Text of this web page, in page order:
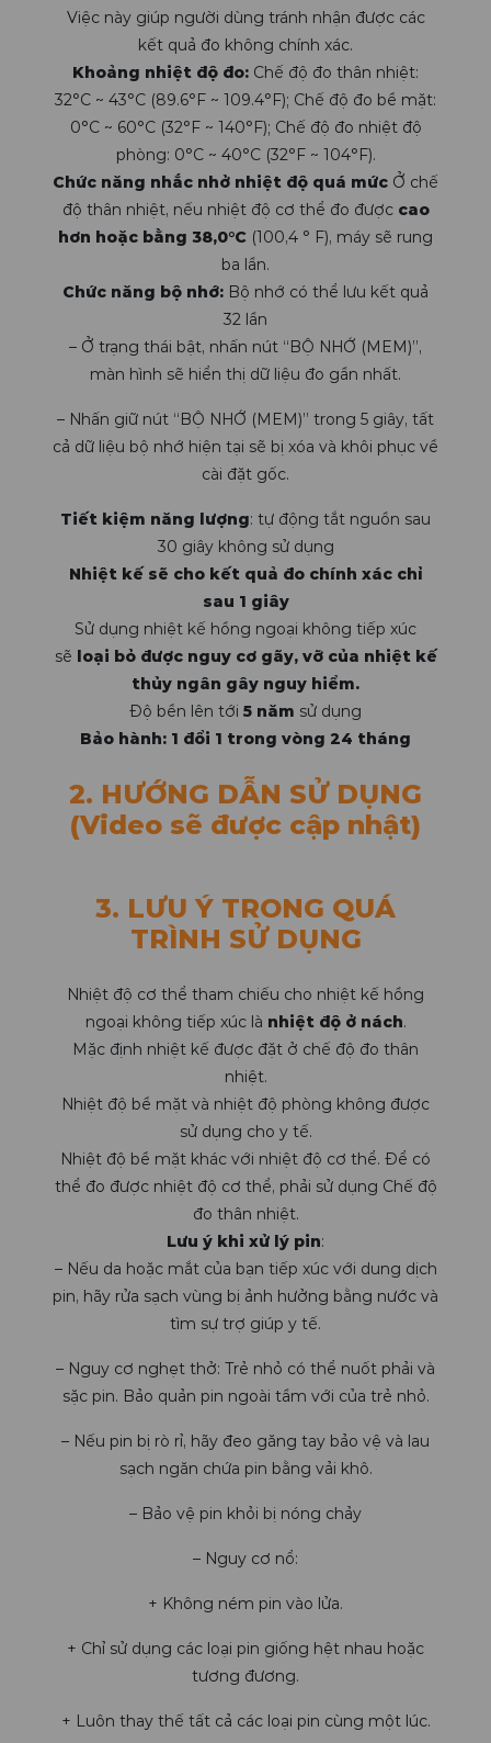
Việc này giúp người dùng tránh nhận được các
kết quả đo không chính xác.
Khoảng nhiệt độ đo: Chế độ đo thân nhiệt:
32°C ~ 43°C (89.6°F ~ 109.4°F); Chế độ đo bề mặt:
0°C ~ 60°C (32°F ~ 140°F); Chế độ đo nhiệt độ
phòng: 0°C ~ 40°C (32°F ~ 104°F).
Chức năng nhắc nhở nhiệt độ quá mức Ở chế
độ thân nhiệt, nếu nhiệt độ cơ thể đo đượccao
hơn hoặc bằng 38,0°C (100,4 ° F), máy sẽ rung
ba lần.
Chức năng bộ nhớ: Bộ nhớ có thể lưu kết quả
32 lần
– Ở trạng thái bật, nhấn nút “BỘ NHỚ (MEM)”,
màn hình sẽ hiển thị dữ liệu đo gần nhất.
– Nhấn giữ nút “BỘ NHỚ (MEM)” trong 5 giây, tất
cả dữ liệu bộ nhớ hiện tại sẽ bị xóa và khôi phục về
cài đặt gốc.
Tiết kiệm năng lượng: tự động tắt nguồn sau
30 giây không sử dụng
Nhiệt kế sẽ cho kết quả đo chính xác chỉ
sau 1 giây
Sử dụng nhiệt kế hồng ngoại không tiếp xúc
sẽ loại bỏ được nguy cơ gãy, vỡ của nhiệt kế
thủy ngân gây nguy hiểm.
Độ bền lên tới 5 năm sử dụng
Bảo hành: 1 đổi 1 trong vòng 24 tháng
2. HƯỚNG DẪN SỬ DỤNG
(Video sẽ được cập nhật)
3. LƯU Ý TRONG QUÁ
TRÌNH SỬ DỤNG
Nhiệt độ cơ thể tham chiếu cho nhiệt kế hồng
ngoại không tiếp xúc là nhiệt độ ở nách.
Mặc định nhiệt kế được đặt ở chế độ đo thân
nhiệt.
Nhiệt độ bề mặt và nhiệt độ phòng không được
sử dụng cho y tế.
Nhiệt độ bề mặt khác với nhiệt độ cơ thể. Để có
thể đo được nhiệt độ cơ thể, phải sử dụng Chế độ
đo thân nhiệt.
Lưu ý khi xử lý pin:
– Nếu da hoặc mắt của bạn tiếp xúc với dung dịch
pin, hãy rửa sạch vùng bị ảnh hưởng bằng nước và
tìm sự trợ giúp y tế.
– Nguy cơ nghẹt thở: Trẻ nhỏ có thể nuốt phải và
sặc pin. Bảo quản pin ngoài tầm với của trẻ nhỏ.
– Nếu pin bị rò rỉ, hãy đeo găng tay bảo vệ và lau
sạch ngăn chứa pin bằng vải khô.
– Bảo vệ pin khỏi bị nóng chảy
– Nguy cơ nổ:
+ Không ném pin vào lửa.
+ Chỉ sử dụng các loại pin giống hệt nhau hoặc
tương đương.
+ Luôn thay thế tất cả các loại pin cùng một lúc.